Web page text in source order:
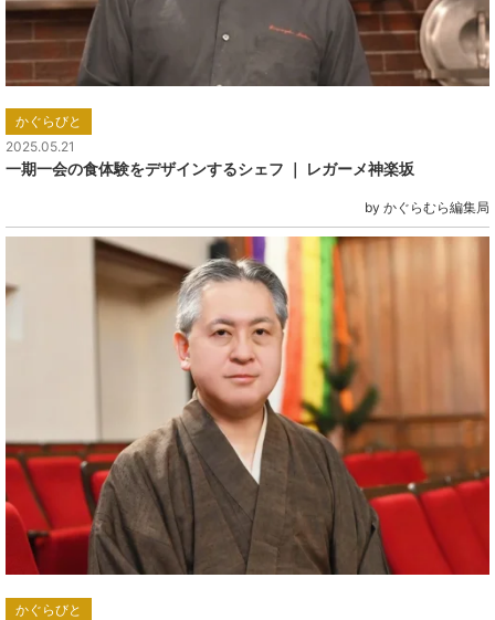
かぐらびと
2025.05.21
一期一会の食体験をデザインするシェフ ｜ レガーメ神楽坂
by かぐらむら編集局
かぐらびと